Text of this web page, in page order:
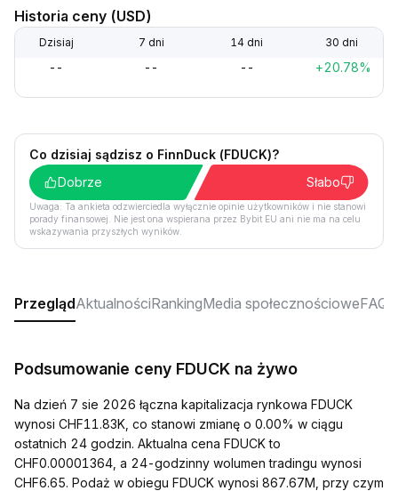
Historia ceny (USD)
Dzisiaj 7 dni 14 dni 30 dni
-- -- -- +20.78%
Co dzisiaj sądzisz o FinnDuck (FDUCK)?
Dobrze
Słabo
Uwaga: Ta ankieta odzwierciedla wyłącznie opinie użytkowników i nie stanowi
porady finansowej. Nie jest ona wspierana przez Bybit EU ani nie ma na celu
wskazywania przyszłych wyników.
PrzeglądAktualnościRankingMedia społecznościoweFAQ
Podsumowanie ceny FDUCK na żywo
Na dzień 7 sie 2026 łączna kapitalizacja rynkowa FDUCK
wynosi CHF11.83K, co stanowi zmianę o 0.00% w ciągu
ostatnich 24 godzin. Aktualna cena FDUCK to
CHF0.00001364, a 24-godzinny wolumen tradingu wynosi
CHF6.65. Podaż w obiegu FDUCK wynosi 867.67M, przy czym